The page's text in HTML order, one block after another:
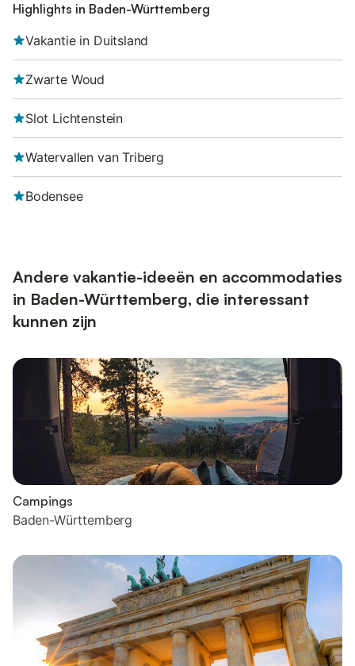
Highlights in Baden-Württemberg
Vakantie in Duitsland
Zwarte Woud
Slot Lichtenstein
Watervallen van Triberg
Bodensee
Andere vakantie-ideeën en accommodaties
in Baden-Württemberg, die interessant
kunnen zijn
Campings
Baden-Württemberg